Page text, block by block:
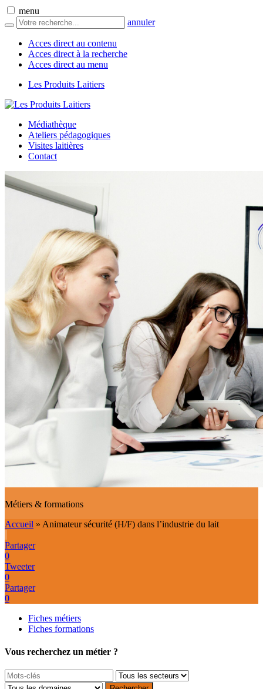
menu
annuler
Acces direct au contenu
Acces direct à la recherche
Acces direct au menu
Les Produits Laitiers
Médiathèque
Ateliers pédagogiques
Visites laitières
Contact
Métiers & formations
Accueil » Animateur sécurité (H/F) dans l’industrie du lait
Partager
0
Tweeter
0
Partager
0
Fiches métiers
Fiches formations
Vous recherchez un métier ?